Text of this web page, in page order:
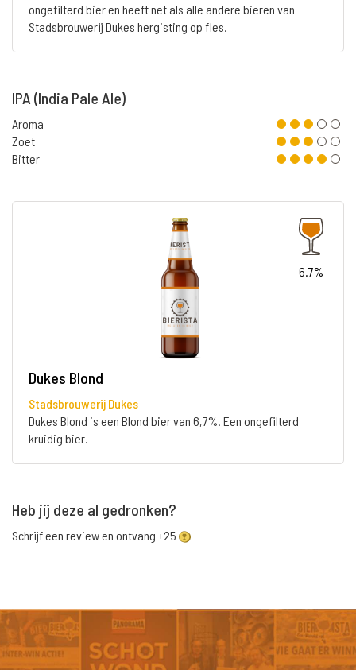
ongefilterd bier en heeft net als alle andere bieren van
Stadsbrouwerij Dukes hergisting op fles.
IPA (India Pale Ale)
Aroma
Zoet
Bitter
6.7%
Dukes Blond
Stadsbrouwerij Dukes
Dukes Blond is een Blond bier van 6,7%. Een ongefilterd
kruidig bier.
Heb jij deze al gedronken?
Schrijf een review en ontvang +25